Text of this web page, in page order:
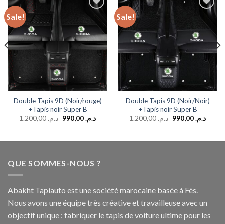
Sale!
wishlist
Double Tapis 9D (Noir/rouge)
+Tapis noir Super B
د.م.1.200,00 د.م.990,00
Sale!
Add to
wishlist
Double Tapis 9D (Noir/Noir)
+Tapis noir Super B
د.م.1.200,00 د.م.990,00
QUE SOMMES-NOUS ?
Abakht Tapiauto est une société marocaine basée à Fès.
Nous avons une équipe très créative et travailleuse avec un
objectif unique : fabriquer le tapis de voiture ultime pour les